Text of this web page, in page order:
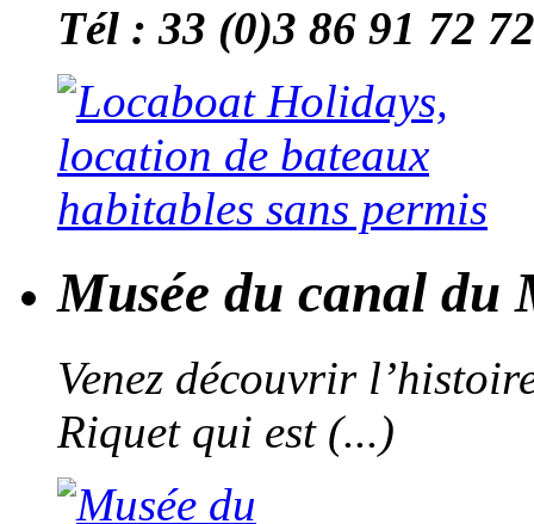
Tél : 33 (0)3 86 91 72 72
Musée du canal du
Venez découvrir
Riquet qui est (...)